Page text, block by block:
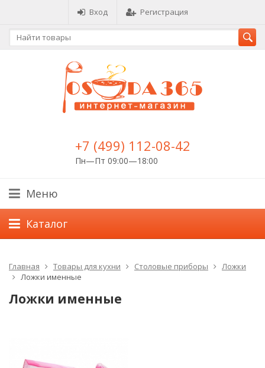
Вход Регистрация
+7 (499) 112-08-42
Пн—Пт 09:00—18:00
Меню
Каталог
Главная Товары для кухни Столовые приборы
Ложки
Ложки именные
Ложки именные